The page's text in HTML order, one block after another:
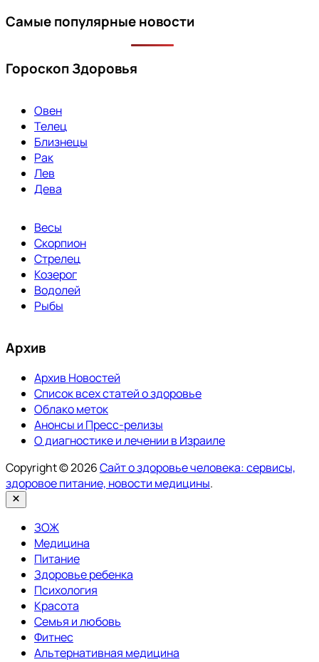
Самые популярные новости
Гороскоп Здоровья
Овен
Телец
Близнецы
Рак
Лев
Дева
Весы
Скорпион
Стрелец
Козерог
Водолей
Рыбы
Архив
Архив Новостей
Список всех статей о здоровье
Облако меток
Анонсы и Пресс-релизы
О диагностике и лечении в Израиле
Copyright © 2026Сайт о здоровье человека: сервисы,
здоровое питание, новости медицины.
Закрыть
ЗОЖ
Медицина
Питание
Здоровье ребенка
Психология
Красота
Семья и любовь
Фитнес
Альтернативная медицина